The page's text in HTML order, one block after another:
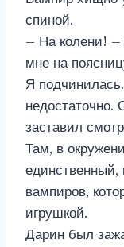
спиной.
– На колени! –
мне на
Я
недостаточно.
заставил
Там, в
вампиров,
игрушкой.
Дарин был